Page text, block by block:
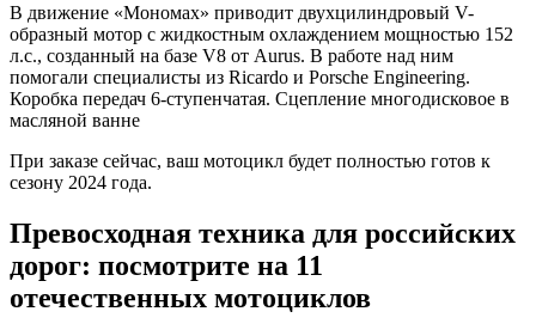
В движение «Мономах» приводит двухцилиндровый V-
образный мотор с жидкостным охлаждением мощностью 152
л.с., созданный на базе V8 от Aurus. В работе над ним
помогали специалисты из Ricardo и Porsche Engineering.
Коробка передач 6-ступенчатая. Сцепление многодисковое в
масляной ванне
При заказе сейчас, ваш мотоцикл будет полностью готов к
сезону 2024 года.
Превосходная техника для российских
дорог: посмотрите на 11
отечественных мотоциклов